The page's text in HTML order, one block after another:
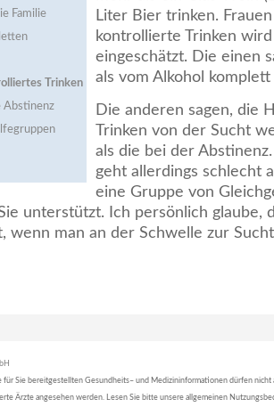
Familie
Trinken
Abstinenz
Liter Bier trinken.
kontrollierte Trinken
eingeschätzt. Die einen
als vom Alkohol
Die anderen sagen, die
Trinken von der Sucht
als die bei der
geht allerdings schlecht
eine Gruppe von
unterstützt. Ich persönlich glaube,
wenn man an der Schwelle zur
für Sie bereitgestellten Gesundheits– und Medizininformationen dürfen nicht
Ärzte angesehen werden. Lesen Sie bitte unsere allgemeinen